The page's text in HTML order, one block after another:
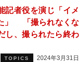
記者役を演じ「イメ
」 「撮られなくな
し、撮られたら終わ
TOPICS 2024年3月31日